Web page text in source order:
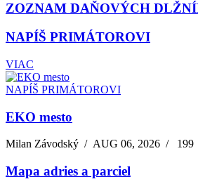
ZOZNAM DAŇOVÝCH
NAPÍŠ PRIMÁTOROVI
VIAC
NAPÍŠ PRIMÁTOROVI
EKO mesto
Milan Závodský /AUG 06, 2026 / 199
Mapa adries a parciel